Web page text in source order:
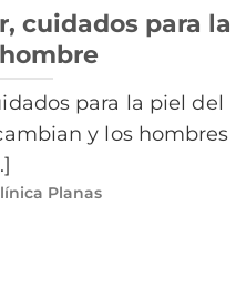
cuidados para la
para la piel del
y los hombres
Planas